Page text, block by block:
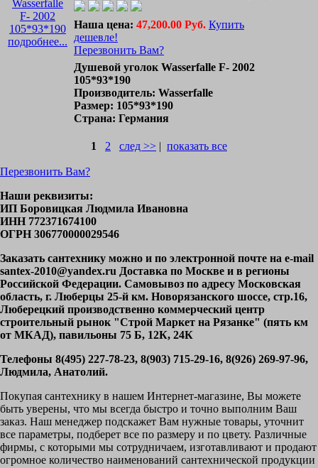
подробнее...
Наша цена: 47,200.00 Руб. Купить
дешевле!
Перезвонить Вам?
Душевой уголок Wasserfalle F- 2002
105*93*190
Производитель: Wasserfalle
Размер: 105*93*190
Страна: Германия
1 2 след >> | показать все
Перезвонить Вам?
Наши реквизиты:
ИП Боровицкая Людмила Ивановна
ИНН 772371674100
ОГРН 306770000029546
Заказать сантехнику можно и по электронной почте на e-mail
santex-2010@yandex.ru Доставка по Москве и в регионы
Российской Федерации. Самовывоз по адресу Московская
область, г. Люберцы 25-й км. Новорязанского шоссе, стр.16,
Люберецкий производственно коммерческий центр
строительный рынок "Строй Маркет на Рязанке" (пять км
от МКАД), павильоны 75 Б, 12К, 24К
Телефоны 8(495) 227-78-23, 8(903) 715-29-16, 8(926) 269-97-96,
Людмила, Анатолий.
Покупая сантехнику в нашем Интернет-магазине, Вы можете
быть уверены, что мы всегда быстро и точно выполним Ваш
заказ. Наш менеджер подскажет Вам нужные товары, уточнит
все параметры, подберет все по размеру и по цвету. Различные
фирмы, с которыми мы сотрудничаем, изготавливают и продают
огромное количество наименований сантехнической продукции